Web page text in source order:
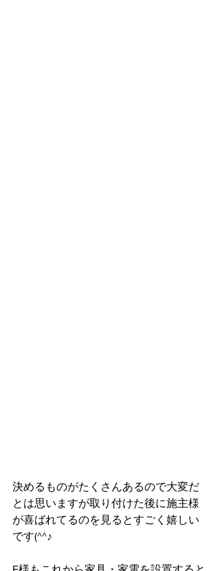
決めるものがたくさんあるので大変だ
とは思いますが取り付けた後に施主様
が喜ばれてるのを見るとすごく嬉しい
です(^^♪